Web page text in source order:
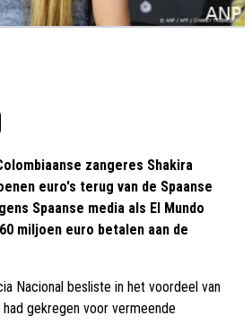
zangeres Shakira
euro's terug van de Spaanse
Spaanse media als El Mundo
miljoen euro betalen aan de
Nacional besliste in het voordeel van
gekregen voor vermeende